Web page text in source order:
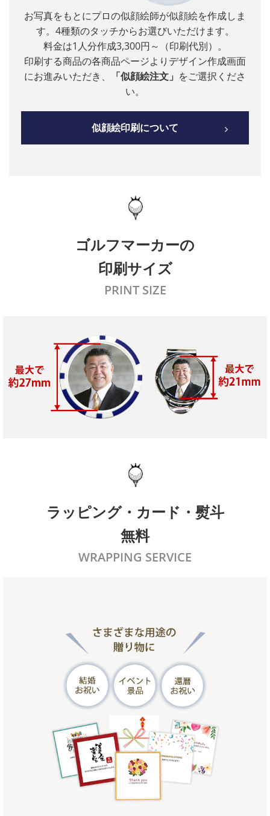
お写真をもとにプロの似顔絵師が似顔絵を作成しま
す。4種類のタッチからお選びいただけます。
料金は1人分作成3,300円～（印刷代別）。
印刷する商品の各商品ページよりデザイン作成画面
にお進みいただき、
「似顔絵注文」 をご選択くださ
い。
似顔絵印刷について
ゴルフマーカーの
印刷サイズ
PRINT SIZE
ラッピング・カード・熨斗
無料
WRAPPING SERVICE